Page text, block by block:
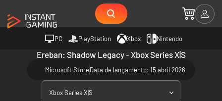
PC PlayStation Xbox Nintendo
Ereban: Shadow Legacy - Xbox Series X|S
Microsoft StoreData de lançamento: 15 abril 2026
Xbox Series X|S